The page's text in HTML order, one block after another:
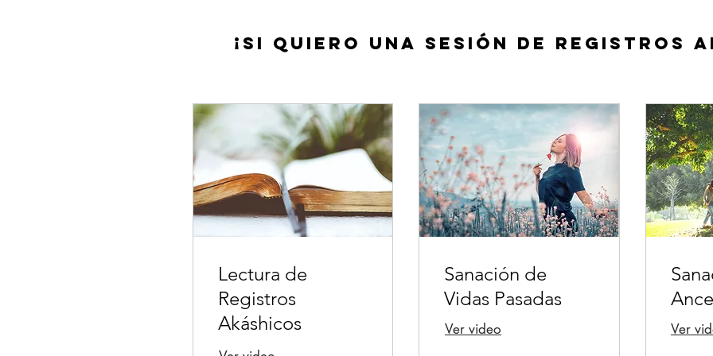
¡Si Quiero una sesión de registros
Lectura de
Registros
Akáshicos
Sanación de
Vidas Pasadas
Leer más Leer
Ver video Ver